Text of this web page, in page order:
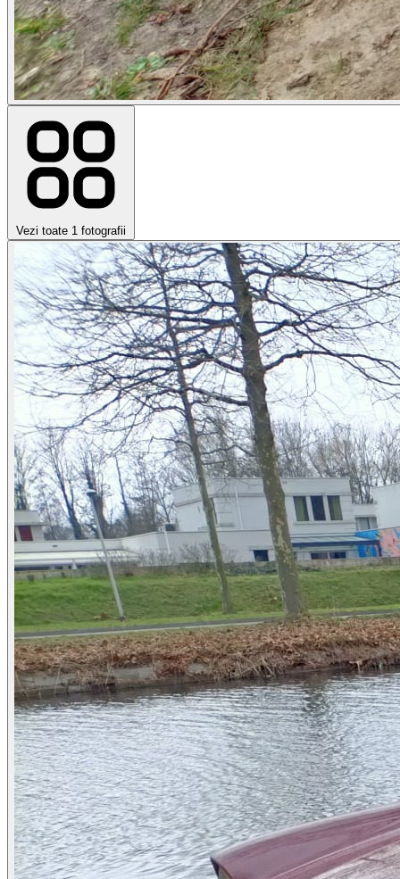
Vezi toate 1 fotografii